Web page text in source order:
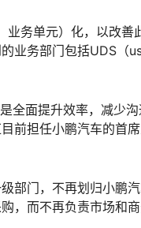
务单元）化，以改善
业务部门包括UDS（
全面提升效率，减少
前担任小鹏汽车的首
部门，不再划归小鹏
，而不再负责市场和商